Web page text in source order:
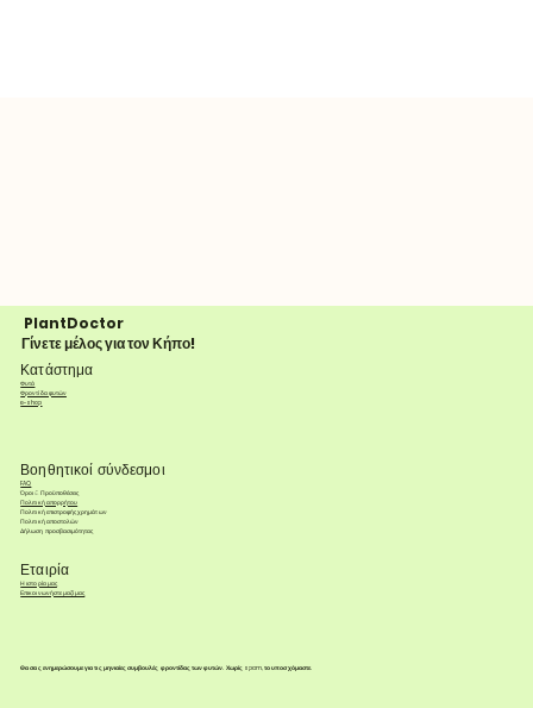
PlantDoctor
Γίνετε μέλος για τον Κήπο!
Κατάστημα
Φυτά
Φροντίδα φυτών
e-shop
Βοηθητικοί σύνδεσμοι
FAQ
Όροι & Προϋποθέσεις
Πολιτική απορρήτου
Πολιτική επιστροφής χρημάτων
Πολιτική αποστολών
Δήλωση προσβασιμότητας
Εταιρία
Η ιστορία μας
Επικοινωνήστε μαζί μας
Θα σας ενημερώσουμε για τις μηνιαίες συμβουλές φροντίδας των φυτών. Χωρίς spam, το υποσχόμαστε.